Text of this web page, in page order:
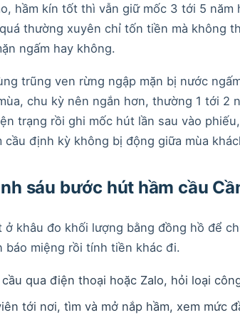
hầm kín tốt thì vẫn giữ mốc 3 tới 5
thường xuyên chỉ tốn tiền mà không
ngấm hay không.
trũng ven rừng ngập mặn bị nước
chu kỳ nên ngắn hơn, thường 1 tới 2
trạng rồi ghi mốc hút lần sau vào
cầu định kỳ không bị động giữa mùa
sáu bước hút hầm cầu
ở khâu đo khối lượng bằng đồng hồ để
báo miệng rồi tính tiền khác đi.
qua điện thoại hoặc Zalo, hỏi loại
tới nơi, tìm và mở nắp hầm, xem mức